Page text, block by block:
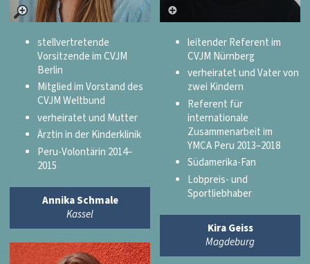
stellvertretende
Vorsitzende im CVJM
Berlin
Mitglied im Vorstand des
CVJM Weltbund
verheiratet und Mutter
Ärztin in der Kinderklinik
Peru-Volontärin 2014–
2015
leitender Referent im
CVJM Nürnberg
verheiratet und Vater von
zwei Kindern
Referent für
internationale
Zusammenarbeit im
YMCA Peru 2013–2018
Südamerika-Fan
Lobpreis- und
Sportliebhaber
Annika Schmale
Kassel
Kira Geiss
Magdeburg